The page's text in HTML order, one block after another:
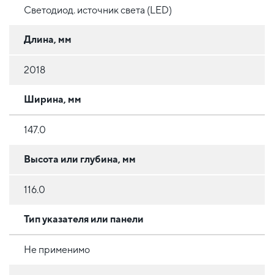
Светодиод. источник света (LED)
Длина, мм
2018
Ширина, мм
147.0
Высота или глубина, мм
116.0
Тип указателя или панели
Не применимо